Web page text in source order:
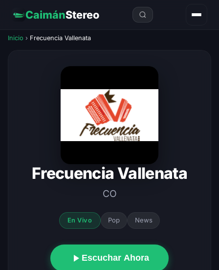
CaimánStereo
Inicio › Frecuencia Vallenata
Frecuencia Vallenata
CO
En Vivo Pop News
Escuchar Ahora